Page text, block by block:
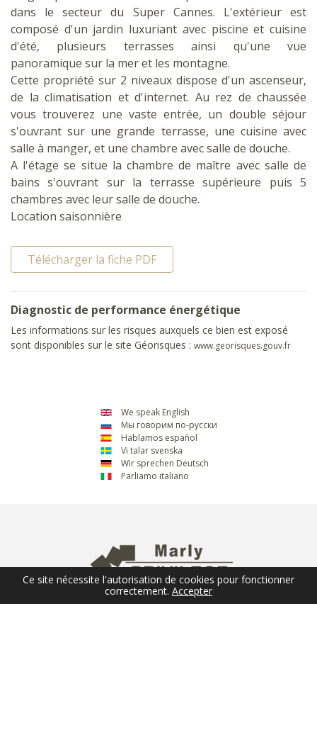
dans le secteur du Super Cannes. L'extérieur est
composé d'un jardin luxuriant avec piscine et cuisine
d'été, plusieurs terrasses ainsi qu'une vue
panoramique sur la mer et les montagne.
Cette propriété sur 2 niveaux dispose d'un ascenseur,
de la climatisation et d'internet. Au rez de chaussée
vous trouverez une vaste entrée, un double séjour
s'ouvrant sur une grande terrasse, une cuisine avec
salle à manger, et une chambre avec salle de douche.
A l'étage se situe la chambre de maître avec salle de
bains s'ouvrant sur la terrasse supérieure puis 5
chambres avec leur salle de douche.
Location saisonnière
Télécharger la fiche PDF
Diagnostic de performance énergétique
Les informations sur les risques auxquels ce bien est exposé
sont disponibles sur le site Géorisques : www.georisques.gouv.fr
We speak English
Мы говорим по-русски
Hablamos español
Vi talar svenska
Wir sprechen Deutsch
Parliamo italiano
Ce site nécessite l'autorisation de cookies pour fonctionner
correctement. Accepter